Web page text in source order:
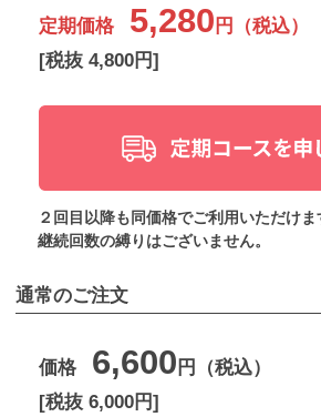
定期価格 5,280 円（税込）
[税抜 4,800円]
２回目以降も同価格でご利用いただけま
継続回数の縛りはございません。
通常のご注文
価格 6,600円（税込）
[税抜 6,000円]